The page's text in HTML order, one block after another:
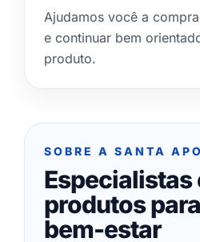
Ajudamos você a
e continuar bem
produto.
SOBRE A SANTA
Especialistas
produtos
bem-estar